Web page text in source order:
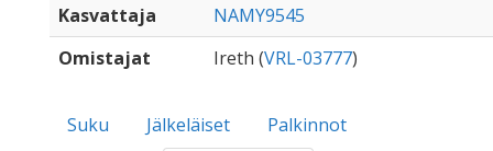
Kasvattaja
NAMY9545
Omistajat
Ireth (VRL-03777)
Suku Jälkeläiset
Palkinnot